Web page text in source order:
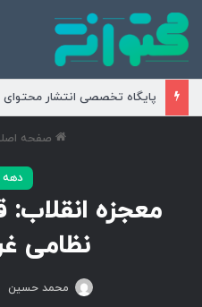
پایگاه تخصصی انتشار محتوای
صفحه
دهه
معجزه
نظامی
محمد حسین